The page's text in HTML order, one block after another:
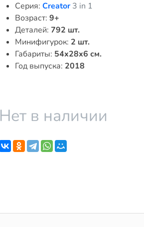
Серия: Creator3 in 1
Возраст: 9+
Деталей: 792 шт.
Минифигурок: 2 шт.
Габариты: 54x28x6 см.
Год выпуска: 2018
Нет в наличии